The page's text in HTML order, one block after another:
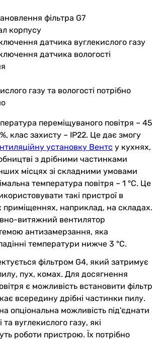
фільтра G7
корпусу
датчика вуглекислого газу
датчика вологості
газу та вологості потрібно
переміщуваного повітря – 45
%, клас захисту – IP22. Це дає змогу
установку Вентс у кухнях,
з дрібними частинками
місцях зі складними умовами
температура повітря – 1 °C. Це
такі пристрої в
наприклад, на складах.
витяжний вентилятор
антизамерзання, яка
температури нижче 3 °C.
фільтром G4, який затримує
пух, комах. Для досягнення
є можливість встановити фільтр
всередину дрібні частинки пилу.
опціональна можливість під'єднати
вуглекислого газу, які
роботи пристрою. Їх потрібно